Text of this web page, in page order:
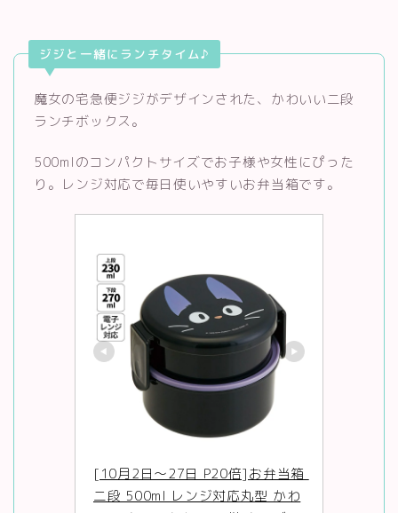
ジジと一緒にランチタイム♪
魔女の宅急便ジジがデザインされた、かわいい二段
ランチボックス。
500mlのコンパクトサイズでお子様や女性にぴった
り。レンジ対応で毎日使いやすいお弁当箱です。
[10月2日〜27日 P20倍]お弁当箱
二段 500ml レンジ対応丸型 かわ